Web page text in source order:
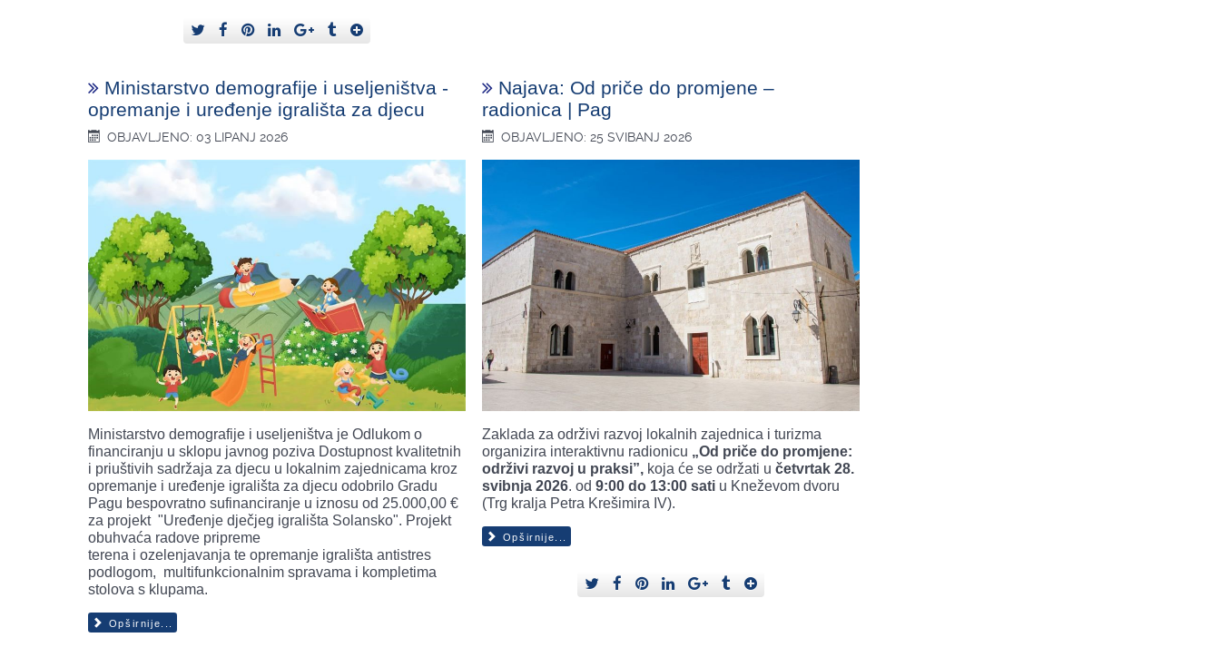
Ministarstvo demografije i useljeništva -
opremanje i uređenje igrališta za djecu
OBJAVLJENO: 03 LIPANJ 2026
Ministarstvo demografije i useljeništva je Odlukom o
financiranju u sklopu javnog poziva Dostupnost kvalitetnih
i priuštivih sadržaja za djecu u lokalnim zajednicama kroz
opremanje i uređenje igrališta za djecu odobrilo Gradu
Pagu bespovratno sufinanciranje u iznosu od 25.000,00 €
za projekt "Uređenje dječjeg igrališta Solansko". Projekt
obuhvaća radove pripreme
terena i ozelenjavanja te opremanje igrališta antistres
podlogom, multifunkcionalnim spravama i kompletima
stolova s klupama.
Opširnije...
Najava: Od priče do promjene –
radionica | Pag
OBJAVLJENO: 25 SVIBANJ 2026
Zaklada za održivi razvoj lokalnih zajednica i turizma
organizira interaktivnu radionicu „Od priče do promjene:
održivi razvoj u praksi”, koja će se održati učetvrtak 28.
svibnja 2026. od9:00 do 13:00 sati u Kneževom dvoru
(Trg kralja Petra Krešimira IV).
Opširnije...